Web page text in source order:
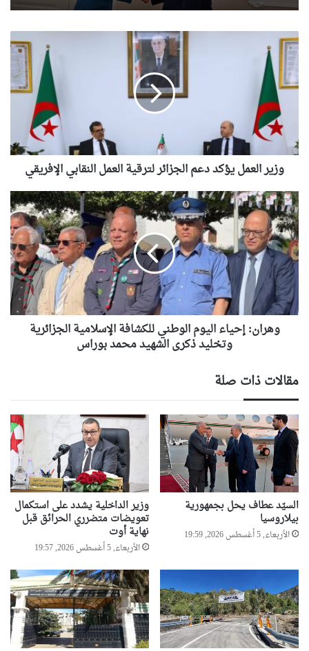
السيّد عطاف يجري لقاء على إنفراد مع نظيره
وزير
العمل
يؤكد
دعم
الجزائر
لترقية
العمل
النقابي
الإفريقي
وزير العمل يؤكد دعم الجزائر لترقية العمل النقابي الإفريقي
وهران:
إحياء
اليوم
الوطني
للكشافة
الإسلامية
الجزائرية
وتخليد
ذكرى
الشهيدوهران: إحياء اليوم الوطني للكشافة الإسلامية الجزائرية
وتخليد ذكرى الشهيد محمد بوراس
مقالات ذات صلة
السيّد عطاف يحل بجمهورية
بيلاروسيا
الأربعاء, 5 أغسطس 2026, 19:59
وزير الداخلية يشدد على استكمال
تعويضات متضرري الحرائق قبل
نهاية أوت
الأربعاء, 5 أغسطس 2026, 19:57